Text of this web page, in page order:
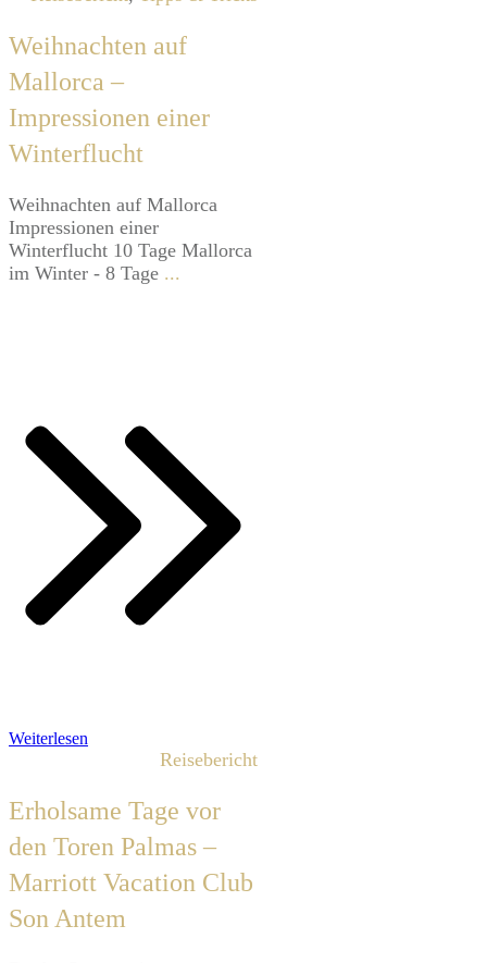
Weihnachten auf
Mallorca –
Impressionen einer
Winterflucht
Weihnachten auf Mallorca
Impressionen einer
Winterflucht 10 Tage Mallorca
im Winter - 8 Tage ...
Weiterlesen
Reisebericht
Erholsame Tage vor
den Toren Palmas –
Marriott Vacation Club
Son Antem